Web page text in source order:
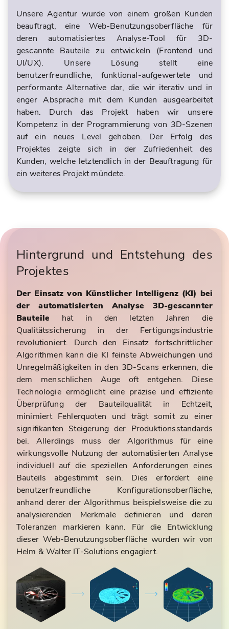
Unsere Agentur wurde von einem großen Kunden
beauftragt, eine Web-Benutzungsoberfläche für
deren automatisiertes Analyse-Tool für 3D-
gescannte Bauteile zu entwickeln (Frontend und
UI/UX). Unsere Lösung stellt eine
benutzerfreundliche, funktional-aufgewertete und
performante Alternative dar, die wir iterativ und in
enger Absprache mit dem Kunden ausgearbeitet
haben. Durch das Projekt haben wir unsere
Kompetenz in der Programmierung von 3D-Szenen
auf ein neues Level gehoben. Der Erfolg des
Projektes zeigte sich in der Zufriedenheit des
Kunden, welche letztendlich in der Beauftragung für
ein weiteres Projekt mündete.
Hintergrund und Entstehung des
Projektes
Der Einsatz von Künstlicher Intelligenz (KI) bei
der automatisierten Analyse 3D-gescannter
Bauteile hat in den letzten Jahren die
Qualitätssicherung in der Fertigungsindustrie
revolutioniert. Durch den Einsatz fortschrittlicher
Algorithmen kann die KI feinste Abweichungen und
Unregelmäßigkeiten in den 3D-Scans erkennen, die
dem menschlichen Auge oft entgehen. Diese
Technologie ermöglicht eine präzise und effiziente
Überprüfung der Bauteilqualität in Echtzeit,
minimiert Fehlerquoten und trägt somit zu einer
signifikanten Steigerung der Produktionsstandards
bei. Allerdings muss der Algorithmus für eine
wirkungsvolle Nutzung der automatisierten Analyse
individuell auf die speziellen Anforderungen eines
Bauteils abgestimmt sein. Dies erfordert eine
benutzerfreundliche Konfigurationsoberfläche,
anhand derer der Algorithmus beispielsweise die zu
analysierenden Merkmale definieren und deren
Toleranzen markieren kann. Für die Entwicklung
dieser Web-Benutzungsoberfläche wurden wir von
Helm & Walter IT-Solutions engagiert.